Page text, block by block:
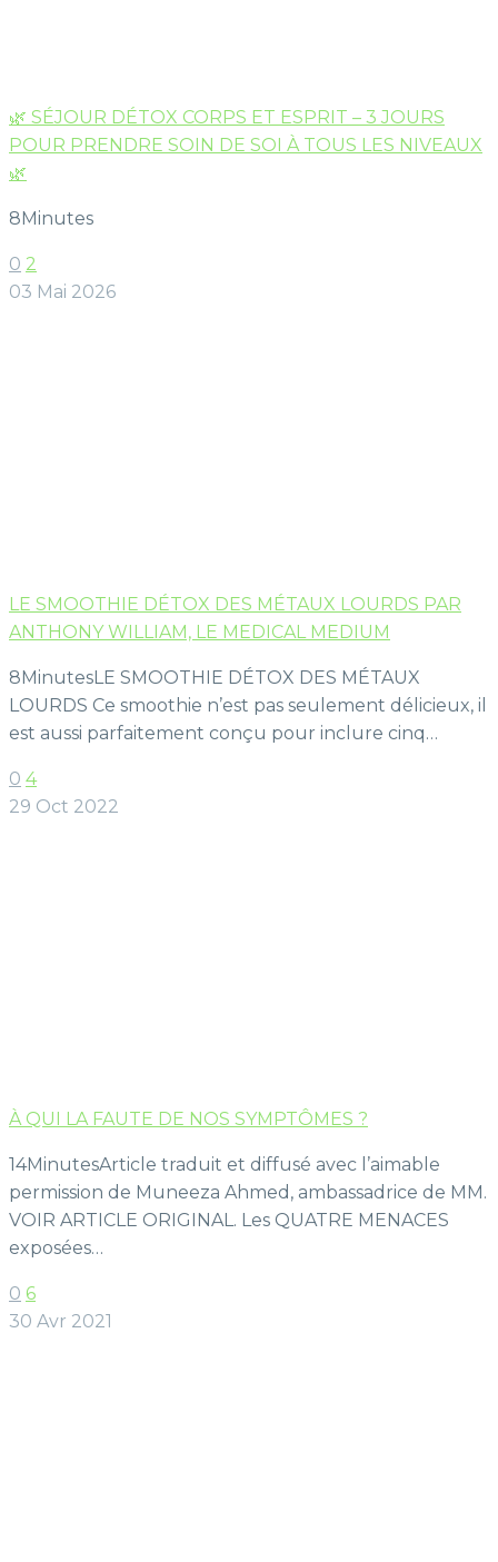
🌿 SÉJOUR DÉTOX CORPS ET ESPRIT – 3 JOURS
POUR PRENDRE SOIN DE SOI À TOUS LES NIVEAUX
🌿
8Minutes
0 2
03 Mai 2026
LE SMOOTHIE DÉTOX DES MÉTAUX LOURDS PAR
ANTHONY WILLIAM, LE MEDICAL MEDIUM
8MinutesLE SMOOTHIE DÉTOX DES MÉTAUX
LOURDS Ce smoothie n’est pas seulement délicieux, il
est aussi parfaitement conçu pour inclure cinq…
0 4
29 Oct 2022
À QUI LA FAUTE DE NOS SYMPTÔMES ?
14MinutesArticle traduit et diffusé avec l’aimable
permission de Muneeza Ahmed, ambassadrice de MM.
VOIR ARTICLE ORIGINAL. Les QUATRE MENACES
exposées…
0 6
30 Avr 2021